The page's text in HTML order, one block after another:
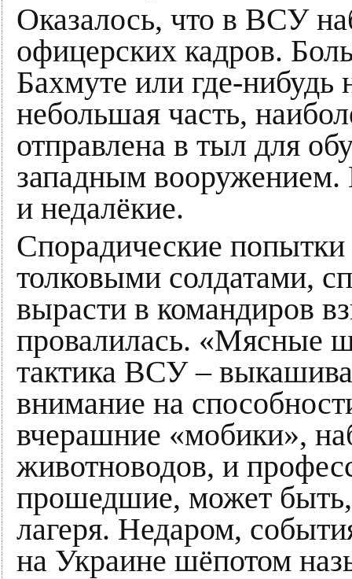
Оказалось, что в ВСУ
офицерских кадров.
Бахмуте или где-
небольшая часть,
отправлена в тыл для
западным вооружением.
и недалёкие.
Спорадические
толковыми солдатами,
вырасти в командиров
провалилась. «Мясные
тактика ВСУ –
внимание на
вчерашние «мобики»,
животноводов, и
прошедшие, может
лагеря. Недаром,
на Украине шёпотом